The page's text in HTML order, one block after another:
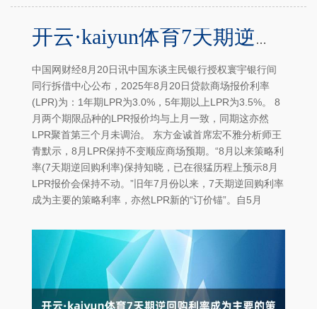
开云·kaiyun体育7天期逆回购利率成为主要的策略利率-半岛·体育(BOB)中国官方网站 登录入口
中国网财经8月20日讯中国东谈主民银行授权寰宇银行间
同行拆借中心公布，2025年8月20日贷款商场报价利率
(LPR)为：1年期LPR为3.0%，5年期以上LPR为3.5%。 8
月两个期限品种的LPR报价均与上月一致，同期这亦然
LPR聚首第三个月未调治。 东方金诚首席宏不雅分析师王
青默示，8月LPR保持不变顺应商场预期。“8月以来策略利
率(7天期逆回购利率)保持知晓，已在很猛历程上预示8月
LPR报价会保持不动。”旧年7月份以来，7天期逆回购利率
成为主要的策略利率，亦然LPR新的“订价锚”。自5月